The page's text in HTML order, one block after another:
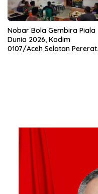
Nobar Bola Gembira Piala
Dunia 2026, Kodim
0107/Aceh Selatan Pererat